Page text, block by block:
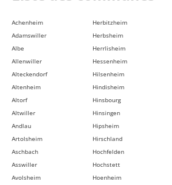
Achenheim
Adamswiller
Albe
Allenwiller
Alteckendorf
Altenheim
Altorf
Altwiller
Andlau
Artolsheim
Aschbach
Asswiller
Avolsheim
Herbitzheim
Herbsheim
Herrlisheim
Hessenheim
Hilsenheim
Hindisheim
Hinsbourg
Hinsingen
Hipsheim
Hirschland
Hochfelden
Hochstett
Hoenheim